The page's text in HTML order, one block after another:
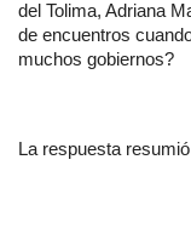
del Tolima, Adriana
de encuentros
muchos gobiernos?
La respuesta